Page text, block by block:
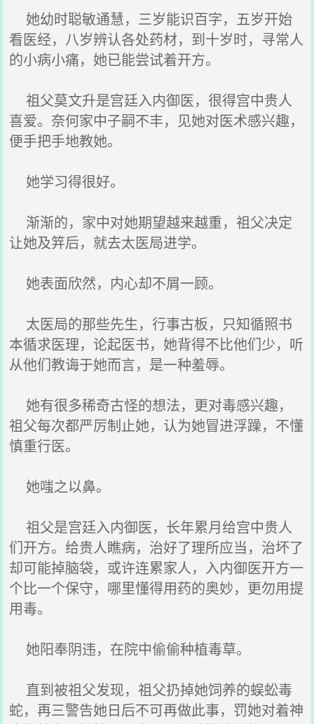
她幼时聪敏通慧，三岁能识百字，五岁开始
看医经，八岁辨认各处药材，到十岁时，寻常人
的小病小痛，她已能尝试着开方。
祖父莫文升是宫廷入内御医，很得宫中贵人
喜爱。奈何家中子嗣不丰，见她对医术感兴趣，
便手把手地教她。
她学习得很好。
渐渐的，家中对她期望越来越重，祖父决定
让她及笄后，就去太医局进学。
她表面欣然，内心却不屑一顾。
太医局的那些先生，行事古板，只知循照书
本循求医理，论起医书，她背得不比他们少，听
从他们教诲于她而言，是一种羞辱。
她有很多稀奇古怪的想法，更对毒感兴趣，
祖父每次都严厉制止她，认为她冒进浮躁，不懂
慎重行医。
她嗤之以鼻。
祖父是宫廷入内御医，长年累月给宫中贵人
们开方。给贵人瞧病，治好了理所应当，治坏了
却可能掉脑袋，或许连累家人，入内御医开方一
个比一个保守，哪里懂得用药的奥妙，更勿用提
用毒。
她阳奉阴违，在院中偷偷种植毒草。
直到被祖父发现，祖父扔掉她饲养的蜈蚣毒
蛇，再三警告她日后不可再做此事，罚她对着神